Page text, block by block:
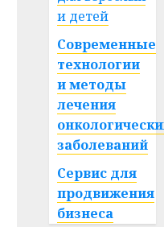
и детей
Современные
технологии
и методы
лечения
заболеваний
Сервис для
продвижения
бизнеса